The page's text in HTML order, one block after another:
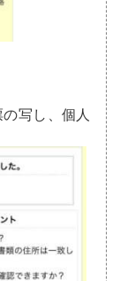
写し、個人